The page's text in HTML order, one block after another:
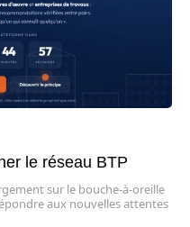
le réseau BTP
sur le bouche-à-oreille
aux nouvelles attentes